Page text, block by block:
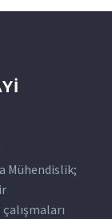
Mühendislik;